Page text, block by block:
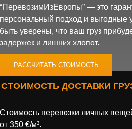
“ПеревозимИзЕвропы” — это
персональный подход и выгодные
быть уверены, что ваш груз
задержек и лишних хлопот.
РАССЧИТАТЬ СТОИМОСТЬ
СТОИМОСТЬ ДОСТАВКИ
Стоимость перевозки личных
от 350 €/м³.